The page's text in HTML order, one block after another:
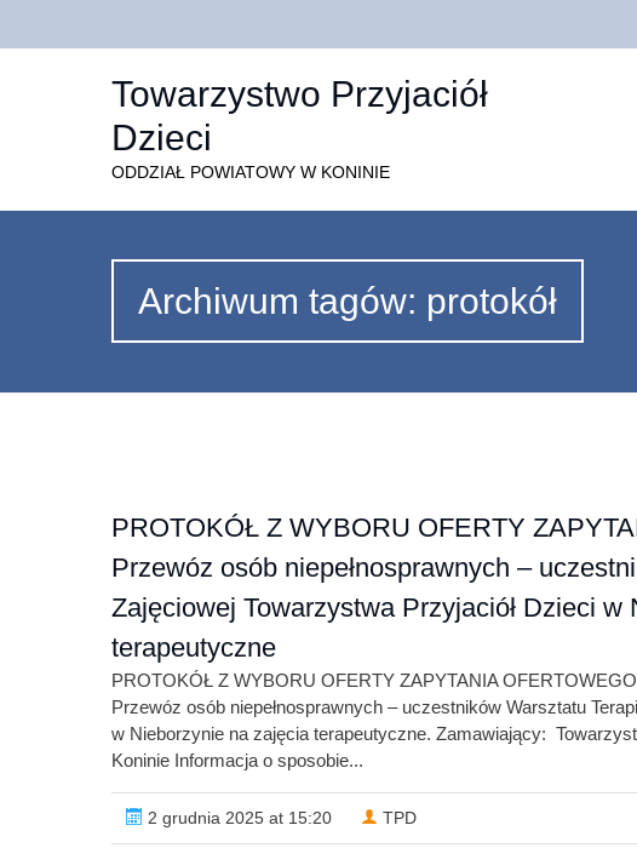
Towarzystwo Przyjaciół
Dzieci
ODDZIAŁ POWIATOWY W KONINIE
Archiwum tagów: protokół
PROTOKÓŁ Z WYBORU OFERTY
Przewóz osób niepełnosprawnych –
Zajęciowej Towarzystwa Przyjaciół Dzieci w
terapeutyczne
PROTOKÓŁ Z WYBORU OFERTY ZAPYTANIA
Przewóz osób niepełnosprawnych – uczestników Warsztatu
w Nieborzynie na zajęcia terapeutyczne. Zamawiający:
Koninie Informacja o sposobie...
2 grudnia 2025 at 15:20 TPD